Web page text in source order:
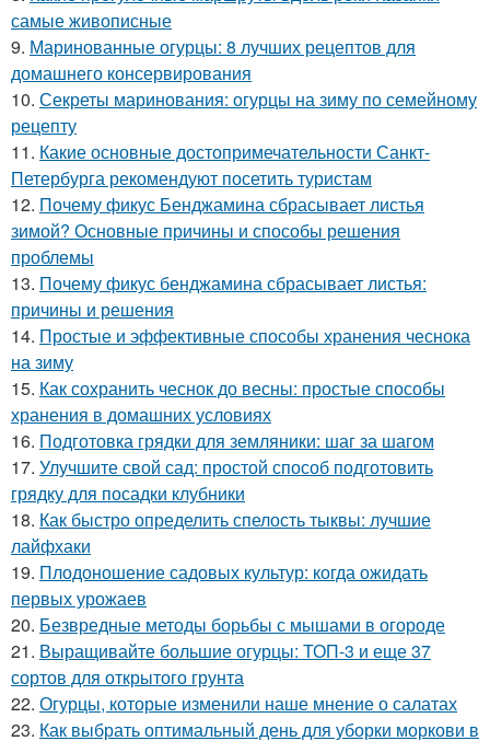
самые живописные
9. Маринованные огурцы: 8 лучших рецептов для
домашнего консервирования
10. Секреты маринования: огурцы на зиму по семейному
рецепту
11. Какие основные достопримечательности Санкт-
Петербурга рекомендуют посетить туристам
12. Почему фикус Бенджамина сбрасывает листья
зимой? Основные причины и способы решения
проблемы
13. Почему фикус бенджамина сбрасывает листья:
причины и решения
14. Простые и эффективные способы хранения чеснока
на зиму
15. Как сохранить чеснок до весны: простые способы
хранения в домашних условиях
16. Подготовка грядки для земляники: шаг за шагом
17. Улучшите свой сад: простой способ подготовить
грядку для посадки клубники
18. Как быстро определить спелость тыквы: лучшие
лайфхаки
19. Плодоношение садовых культур: когда ожидать
первых урожаев
20. Безвредные методы борьбы с мышами в огороде
21. Выращивайте большие огурцы: ТОП-3 и еще 37
сортов для открытого грунта
22. Огурцы, которые изменили наше мнение о салатах
23. Как выбрать оптимальный день для уборки моркови в